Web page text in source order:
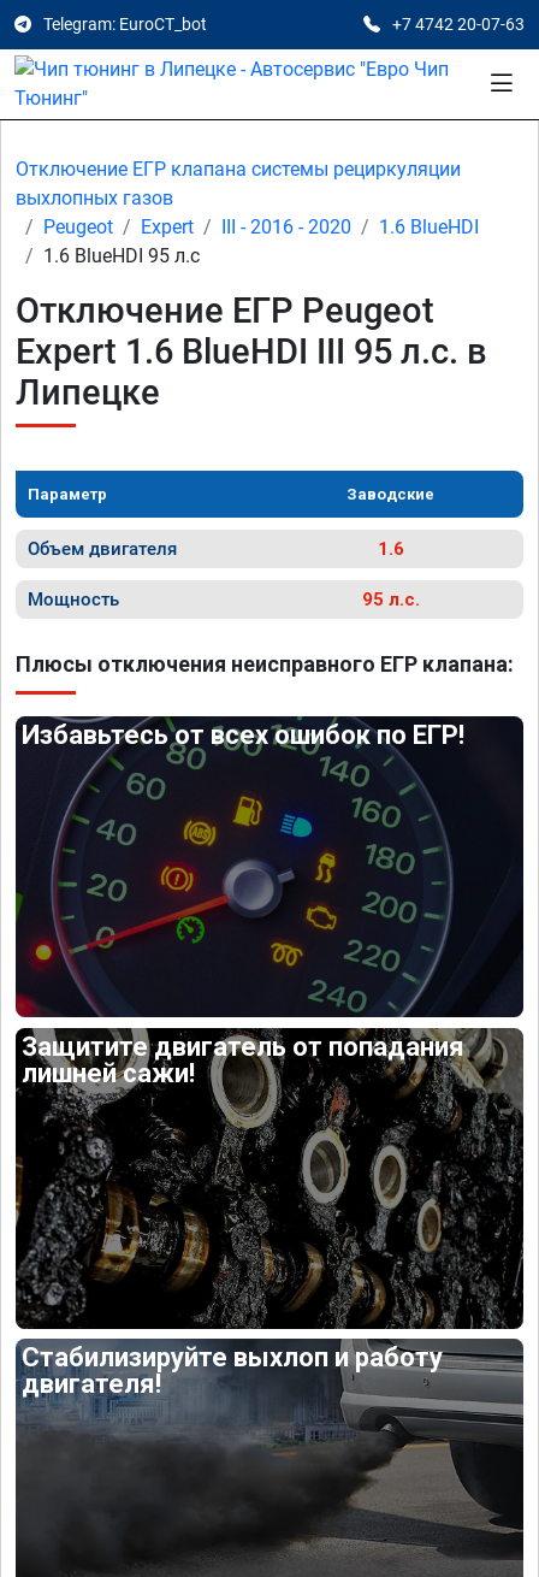
Telegram: EuroCT_bot +7 4742 20-07-63
Отключение ЕГР клапана системы рециркуляции
выхлопных газов
Peugeot
Expert III - 2016 - 2020
1.6 BlueHDI
1.6 BlueHDI 95 л.с
Отключение ЕГР Peugeot
Expert 1.6 BlueHDI III 95 л.с. в
Липецке
Параметр Заводские
Объем двигателя 1.6
Мощность 95 л.с.
Плюсы отключения неисправного ЕГР клапана:
Избавьтесь от всех ошибок по ЕГР!
Защитите двигатель от попадания
лишней сажи!
Стабилизируйте выхлоп и работу
двигателя!